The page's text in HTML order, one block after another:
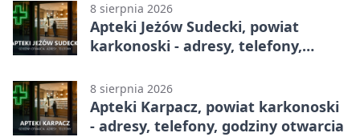
8 sierpnia 2026
Apteki Jeżów Sudecki, powiat
karkonoski - adresy, telefony,
8 sierpnia 2026
Apteki Karpacz, powiat karkonoski
- adresy, telefony, godziny otwarcia